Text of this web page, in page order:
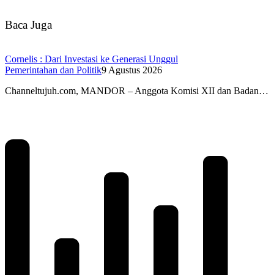
Baca Juga
Cornelis : Dari Investasi ke Generasi Unggul
Pemerintahan dan Politik9 Agustus 2026
Channeltujuh.com, MANDOR – Anggota Komisi XII dan Badan…